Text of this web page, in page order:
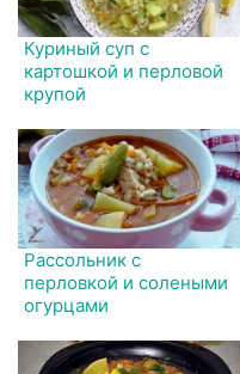
Куриный суп с
картошкой и перловой
крупой
Рассольник с
перловкой и солеными
огурцами